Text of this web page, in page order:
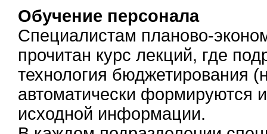
Обучение персонала
Специалистам планово-
прочитан курс лекций, где
технология бюджетирования
автоматически формируются
исходной информации.